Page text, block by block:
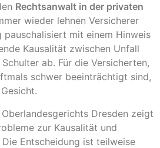
Rechtsanwalt in der privaten
wieder lehnen Versicherer
pauschalisiert mit einem Hinweis
Kausalität zwischen Unfall
ab. Für die Versicherten,
schwer beeinträchtigt sind,
Dresden zeigt
zur Kausalität und
Entscheidung ist teilweise